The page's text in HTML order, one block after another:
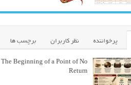
پرخواننده نظر کاربران برچسب ها
The Beginning of a Point of No
Return